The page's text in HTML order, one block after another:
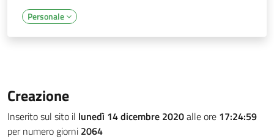
Personale
Creazione
Inserito sul sito il lunedì 14 dicembre 2020alle ore 17:24:59
per numero giorni 2064